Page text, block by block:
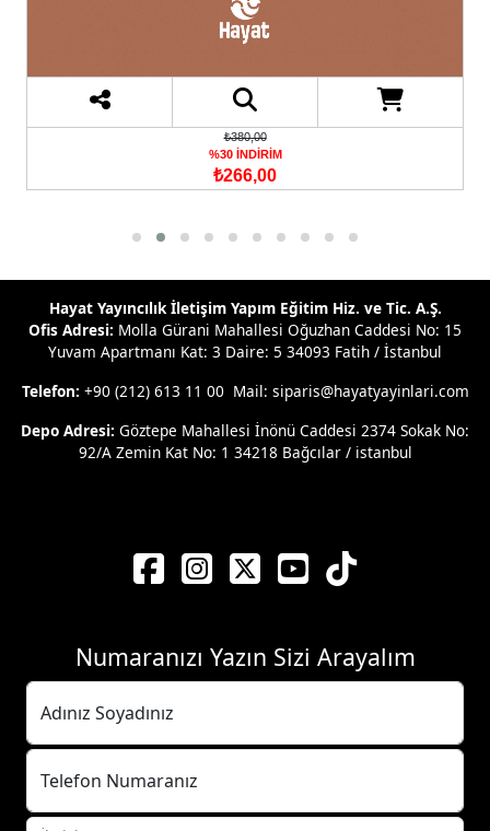
₺380,00
%30 İNDİRİM
₺266,00
Hayat Yayıncılık İletişim Yapım Eğitim Hiz. ve Tic. A.Ş.
Ofis Adresi: Molla Gürani Mahallesi Oğuzhan Caddesi No: 15
Yuvam Apartmanı Kat: 3 Daire: 5 34093 Fatih / İstanbul
Telefon: +90 (212) 613 11 00 Mail: siparis@hayatyayinlari.com
Depo Adresi: Göztepe Mahallesi İnönü Caddesi 2374 Sokak No:
92/A Zemin Kat No: 1 34218 Bağcılar / istanbul
Numaranızı Yazın Sizi Arayalım
Adınız Soyadınız
Telefon Numaranız